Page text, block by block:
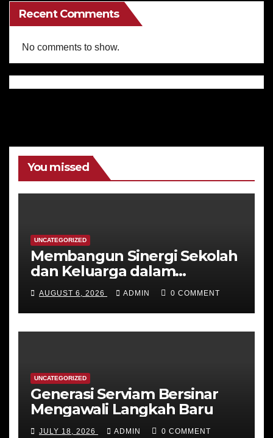
Recent Comments
No comments to show.
You missed
UNCATEGORIZED
Membangun Sinergi Sekolah
dan Keluarga dalam
Membentuk Karakter
Peserta Didik
AUGUST 6, 2026 ADMIN 0 COMMENT
UNCATEGORIZED
Generasi Serviam Bersinar
Mengawali Langkah Baru
JULY 18, 2026 ADMIN 0 COMMENT